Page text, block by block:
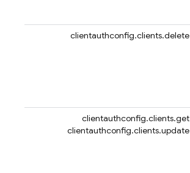
clientauthconfig.clients.delete
clientauthconfig.clients.get
clientauthconfig.clients.update